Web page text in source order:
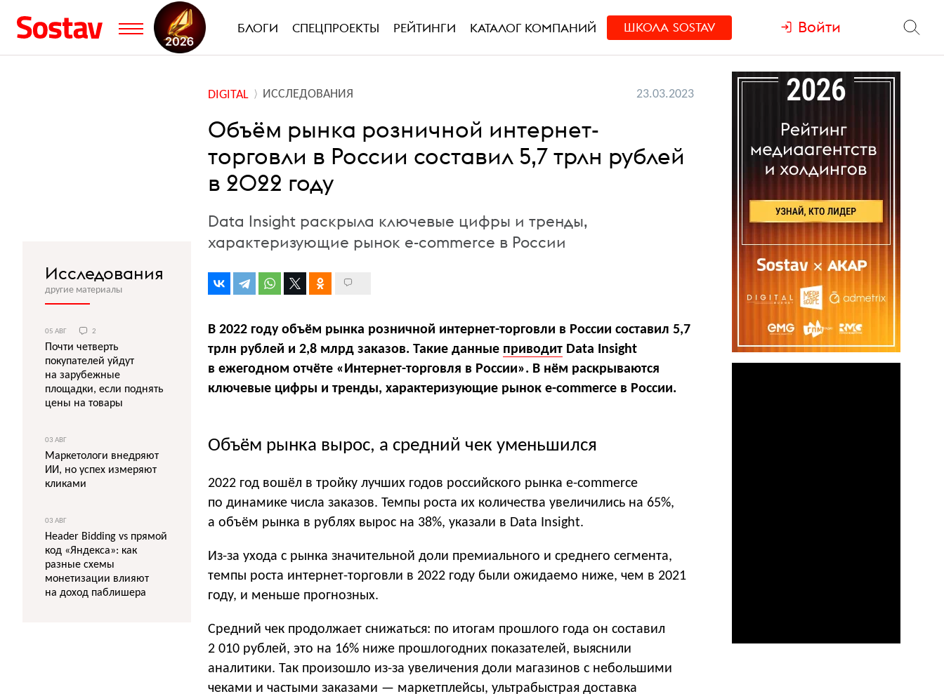
БЛОГИ СПЕЦПРОЕКТЫ РЕЙТИНГИ КАТАЛОГ КОМПАНИЙ ШКОЛА SOSTAV Войти
DIGITAL ИССЛЕДОВАНИЯ 23.03.2023
Объём рынка розничной интернет-
торговли в России составил 5,7 трлн рублей
в 2022 году
Data Insight раскрыла ключевые цифры и тренды,
характеризующие рынок e-commerce в России
В 2022 году объём рынка розничной интернет-торговли в России составил 5,7
трлн рублей и 2,8 млрд заказов. Такие данные приводит Data Insight
в ежегодном отчёте «Интернет-торговля в России». В нём раскрываются
ключевые цифры и тренды, характеризующие рынок e-commerce в России.
Объём рынка вырос, а средний чек уменьшился
2022 год вошёл в тройку лучших годов российского рынка e-commerce
по динамике числа заказов. Темпы роста их количества увеличились на 65%,
а объём рынка в рублях вырос на 38%, указали в Data Insight.
Из-за ухода с рынка значительной доли премиального и среднего сегмента,
темпы роста интернет-торговли в 2022 году были ожидаемо ниже, чем в 2021
году, и меньше прогнозных.
Средний чек продолжает снижаться: по итогам прошлого года он составил
2 010 рублей, это на 16% ниже прошлогодних показателей, выяснили
аналитики. Так произошло из-за увеличения доли магазинов с небольшими
чеками и частыми заказами — маркетплейсы, ультрабыстрая доставка
Исследования
другие материалы
05 АВГ 2
Почти четверть
покупателей уйдут
на зарубежные
площадки, если поднять
цены на товары
03 АВГ
Маркетологи внедряют
ИИ, но успех измеряют
кликами
03 АВГ
Header Bidding vs прямой
код «Яндекса»: как
разные схемы
монетизации влияют
на доход паблишера